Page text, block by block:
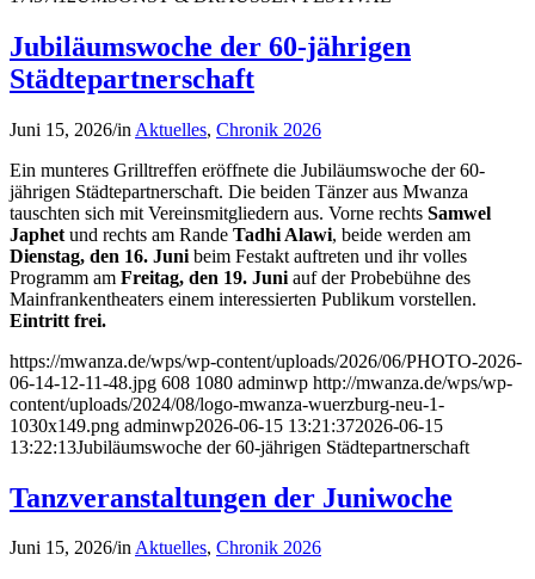
Jubiläumswoche der 60-jährigen
Städtepartnerschaft
Juni 15, 2026/in Aktuelles, Chronik 2026
Ein munteres Grilltreffen eröffnete die Jubiläumswoche der 60-
jährigen Städtepartnerschaft. Die beiden Tänzer aus Mwanza
tauschten sich mit Vereinsmitgliedern aus. Vorne rechts Samwel
Japhet und rechts am Rande Tadhi Alawi, beide werden am
Dienstag, den 16. Juni beim Festakt auftreten und ihr volles
Programm am Freitag, den 19. Juni auf der Probebühne des
Mainfrankentheaters einem interessierten Publikum vorstellen.
Eintritt frei.
https://mwanza.de/wps/wp-content/uploads/2026/06/PHOTO-2026-
06-14-12-11-48.jpg 608 1080 adminwp http://mwanza.de/wps/wp-
content/uploads/2024/08/logo-mwanza-wuerzburg-neu-1-
1030x149.png adminwp2026-06-15 13:21:372026-06-15
13:22:13Jubiläumswoche der 60-jährigen Städtepartnerschaft
Tanzveranstaltungen der Juniwoche
Juni 15, 2026/inAktuelles, Chronik 2026